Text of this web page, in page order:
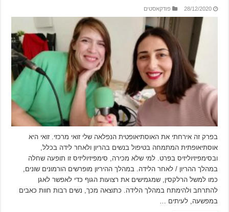
28/12/2020 פודקאסטים
בפרק זה אירחתי את האוסתיאופטית הנפלאה שלי זואי מרכזי. זואי היא
אוסתיאופתית המתמחה בטיפול בנשים בהריון ולאחר לידה בכלל,
ובסימפיזיוליזיס בפרט. למי שלא מכירה, סימפיזיוליזיס זו תופעה שחלה
במהלך ההריון / לאחר הלידה. במהלך ההיריון מופרשים הורמונים שונים,
כמו למשל הרלקסין, שמגמישים את רצועות הגוף כדי לאפשר לאגן
להתרחב ולהימתח במהלך הלידה. כתוצאה מכך, נשים רבות חוות כאבים
במפשעה, לעיתים …